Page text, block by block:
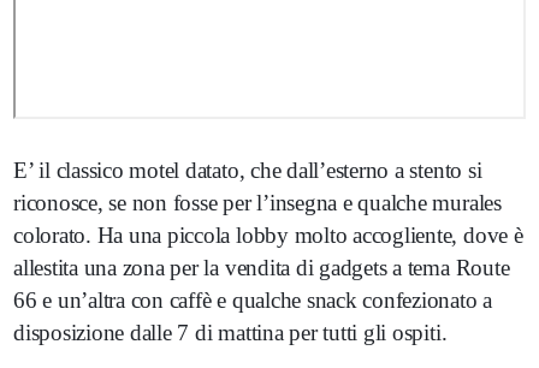
E’ il classico motel datato, che dall’esterno a stento si
riconosce, se non fosse per l’insegna e qualche murales
colorato. Ha una piccola lobby molto accogliente, dove è
allestita una zona per la vendita di gadgets a tema Route
66 e un’altra con caffè e qualche snack confezionato a
disposizione dalle 7 di mattina per tutti gli ospiti.